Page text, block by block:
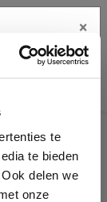
te
te bieden
delen we
onze
×
te melden